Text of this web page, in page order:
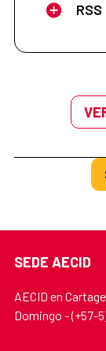
RSS
SEDE AECID
AECID en
Domingo - (+57-